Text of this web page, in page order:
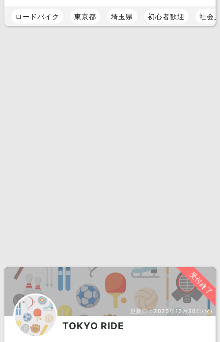
ロードバイク 東京都 埼玉県 初心者歓迎 社会
受付終了
更新日： 2025年12月30日(火)
TOKYO RIDE